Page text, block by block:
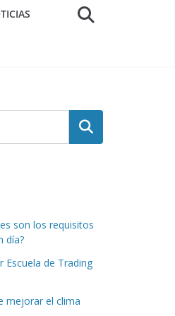
Buscar
son los requisitos
día?
Escuela de Trading
mejorar el clima